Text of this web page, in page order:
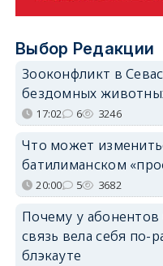
Выбор Редакции
Зооконфликт в
бездомных
17:02 6 3246
Что может
батилиманском
20:00 5 3682
Почему у
связь вела себя по-
блэкауте